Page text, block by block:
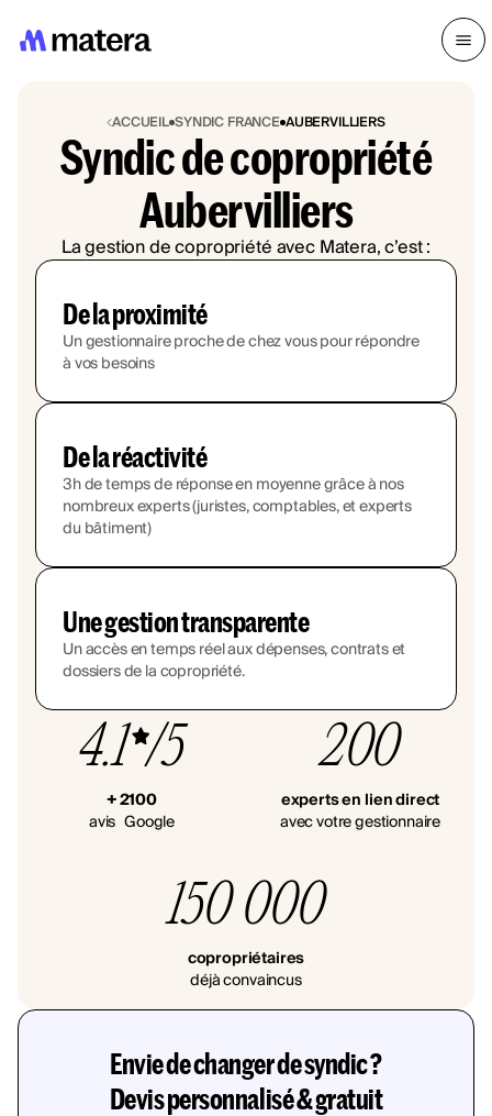
ACCUEIL SYNDIC FRANCE AUBERVILLIERS
Syndic de copropriété
Aubervilliers
La gestion de copropriété avec Matera, c’est :
De la proximité
Un gestionnaire proche de chez vous pour répondre
à vos besoins
De la réactivité
3h de temps de réponse en moyenne grâce à nos
nombreux experts (juristes, comptables, et experts
du bâtiment)
Une gestion transparente
Un accès en temps réel aux dépenses, contrats et
dossiers de la copropriété.
4.1 /5
+ 2100
avis Google
200
experts en lien direct
avec votre gestionnaire
150 000
copropriétaires
déjà convaincus
Envie de changer de syndic ?
Devis personnalisé & gratuit